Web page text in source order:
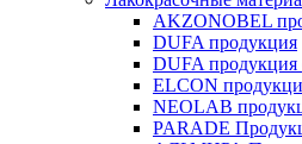
AKZONOBEL
DUFA продукция
DUFA продукция
ELCON
NEOLAB
PARADE